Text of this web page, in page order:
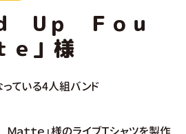
Uｐ Ｆｏｕ
ｅ」様
ている4人組バンド